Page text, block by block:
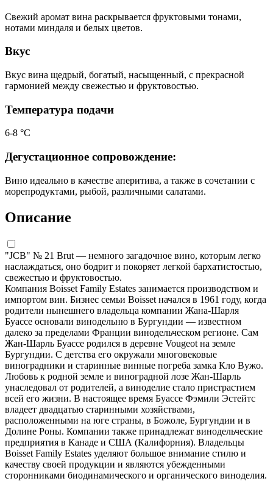
Свежий аромат вина раскрывается фруктовыми тонами,
нотами миндаля и белых цветов.
Вкус
Вкус вина щедрый, богатый, насыщенный, с прекрасной
гармонией между свежестью и фруктовостью.
Температура подачи
6-8 °С
Дегустационное сопровождение:
Вино идеально в качестве аперитива, а также в сочетании с
морепродуктами, рыбой, различными салатами.
Описание
"JCB" № 21 Brut — немного загадочное вино, которым легко
наслаждаться, оно бодрит и покоряет легкой бархатистостью,
свежестью и фруктовостью.
Компания Boisset Family Estates занимается производством и
импортом вин. Бизнес семьи Boisset начался в 1961 году, когда
родители нынешнего владельца компании Жана-Шарля
Буассе основали винодельню в Бургундии — известном
далеко за пределами Франции винодельческом регионе. Сам
Жан-Шарль Буассе родился в деревне Vougeot на земле
Бургундии. С детства его окружали многовековые
виноградники и старинные винные погреба замка Кло Вужо.
Любовь к родной земле и виноградной лозе Жан-Шарль
унаследовал от родителей, а виноделие стало пристрастием
всей его жизни. В настоящее время Буассе Фэмили Эстейтс
владеет двадцатью старинными хозяйствами,
расположенными на юге страны, в Божоле, Бургундии и в
Долине Роны. Компании также принадлежат винодельческие
предприятия в Канаде и США (Калифорния). Владельцы
Boisset Family Estates уделяют большое внимание стилю и
качеству своей продукции и являются убежденными
сторонниками биодинамического и органического виноделия.